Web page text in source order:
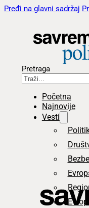
Pređi na glavni sadržaj
Pretraga
Početna
Najnovije
Vesti